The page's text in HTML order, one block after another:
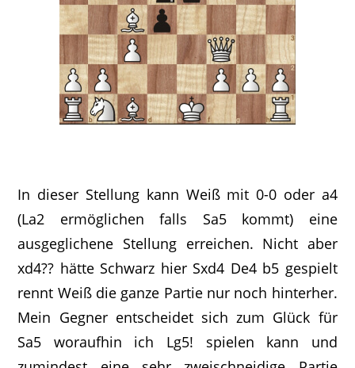
In dieser Stellung kann Weiß mit 0-0 oder a4
(La2 ermöglichen falls Sa5 kommt) eine
ausgeglichene Stellung erreichen. Nicht aber
xd4?? hätte Schwarz hier Sxd4 De4 b5 gespielt
rennt Weiß die ganze Partie nur noch hinterher.
Mein Gegner entscheidet sich zum Glück für
Sa5 woraufhin ich Lg5! spielen kann und